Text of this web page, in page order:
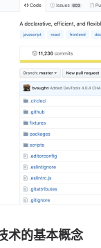
术的基本概念